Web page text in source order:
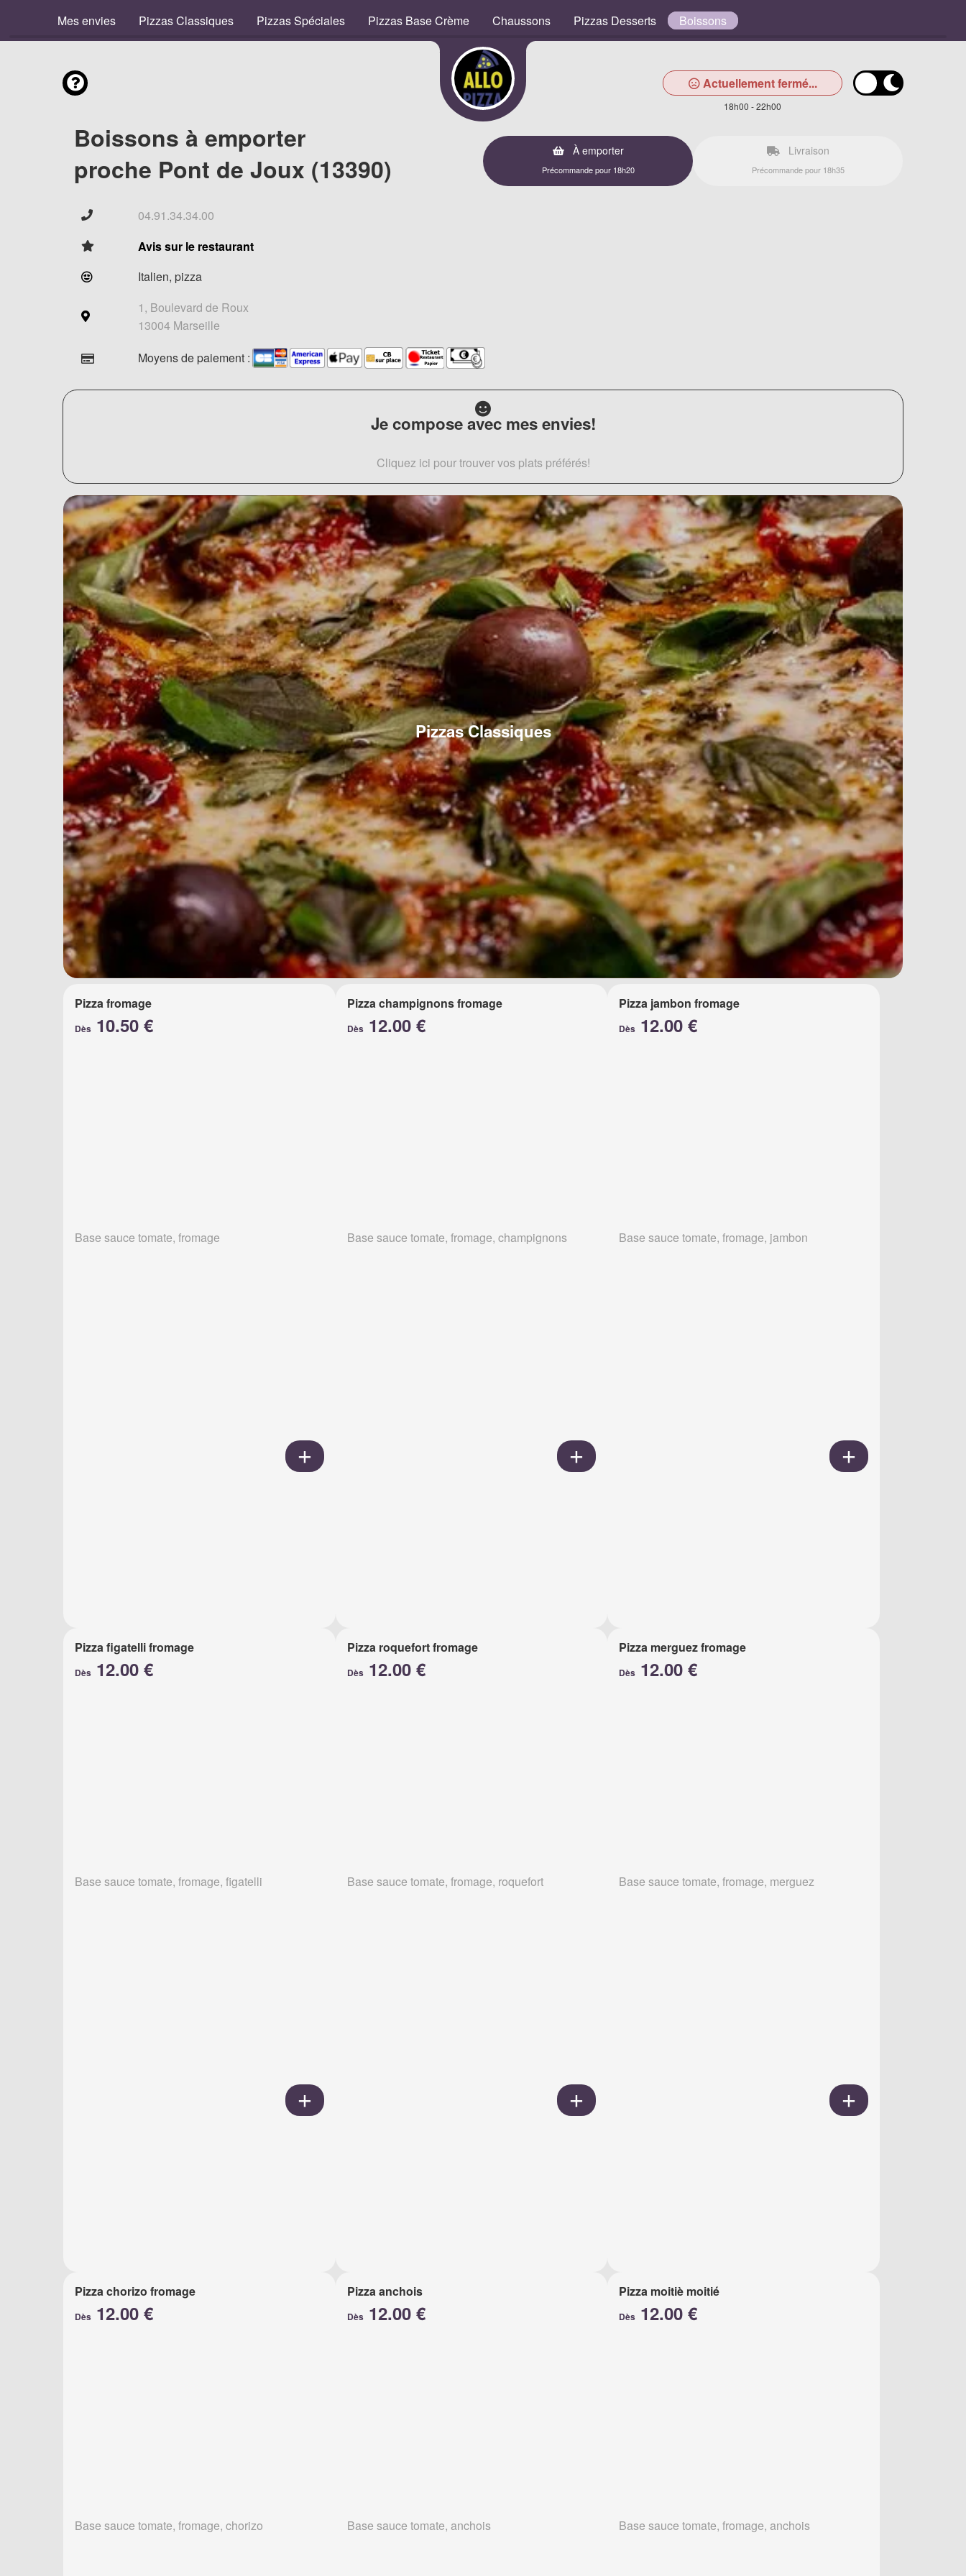
Mes envies Pizzas Classiques Pizzas Spéciales Pizzas Base Crème Chaussons Pizzas Desserts Boissons
Actuellement fermé...
18h00 - 22h00
Boissons à emporter
proche Pont de Joux (13390)
À emporter
Précommande pour 18h20
Livraison
Précommande pour 18h35
04.91.34.34.00
Avis sur le restaurant
Italien, pizza
1, Boulevard de Roux
13004 Marseille
Moyens de paiement :
Je compose avec mes envies!
Cliquez ici pour trouver vos plats préférés!
Pizzas Classiques
Pizza fromage
Dès 10.50 €
Base sauce tomate, fromage
Pizza champignons fromage
Dès12.00 €
Base sauce tomate, fromage, champignons
Pizza jambon fromage
Dès 12.00 €
Base sauce tomate, fromage, jambon
Pizza figatelli fromage
Dès 12.00 €
Base sauce tomate, fromage, figatelli
Pizza roquefort fromage
Dès12.00 €
Base sauce tomate, fromage, roquefort
Pizza merguez fromage
Dès 12.00 €
Base sauce tomate, fromage, merguez
Pizza chorizo fromage
Dès 12.00 €
Base sauce tomate, fromage, chorizo
Pizza anchois
Dès12.00 €
Base sauce tomate, anchois
Pizza moitiè moitié
Dès 12.00 €
Base sauce tomate, fromage, anchois